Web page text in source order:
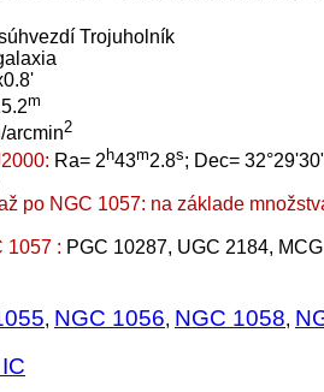
Trojuholník
m
arcmin2
Ra= 2 h43m2.8s; Dec=
po NGC 1057: na základe
1057 : PGC 10287, UGC 2184,
, NGC 1056, NGC 1058,